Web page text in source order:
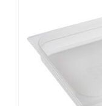
91 629 17 10